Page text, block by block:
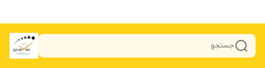
جستجو